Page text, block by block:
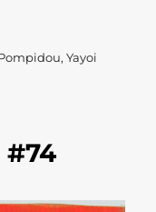
,Yayoi
#74